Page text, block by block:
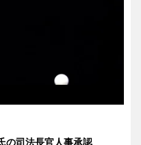
の司法長官人事承認